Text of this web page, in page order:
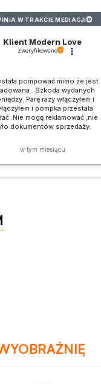
W TRAKCIE MEDIACJI ?
Klient Modern Love
zweryfikowano
pompować mimo że jest
. Szkoda wydanych
Parę razy włączyłem i
i pompka przestała
.Nie mogę reklamować ,nie
dokumentów sprzedaży.
w tym miesiącu